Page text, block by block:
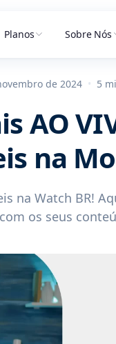
Planos Sobre Nós
de 2024 • 5
AO
na
na Watch BR!
os seus